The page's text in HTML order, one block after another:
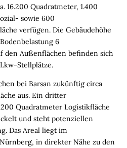
16.200 Quadratmeter, 1.400
sowie 600
verfügen. Die Gebäudehöhe
6
den Außenflächen befinden sich
Stellplätze.
bei Barsan zukünftig circa
aus. Ein dritter
Quadratmeter Logistikfläche
und steht potenziellen
Das Areal liegt im
in direkter Nähe zu den